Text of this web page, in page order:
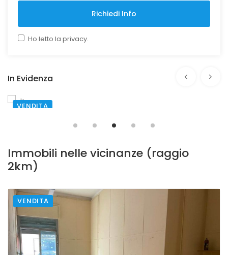
Richiedi Info
Ho letto la privacy.
In Evidenza
VENDITA
Immobili nelle vicinanze (raggio
2km)
VENDITA